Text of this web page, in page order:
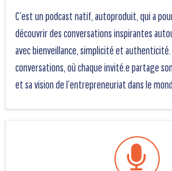
C’est un podcast natif, autoproduit, qui a
découvrir des conversations inspirantes
avec bienveillance, simplicité et authenticité.
conversations, où chaque invité.e partage
et sa vision de l’entrepreneuriat dans le